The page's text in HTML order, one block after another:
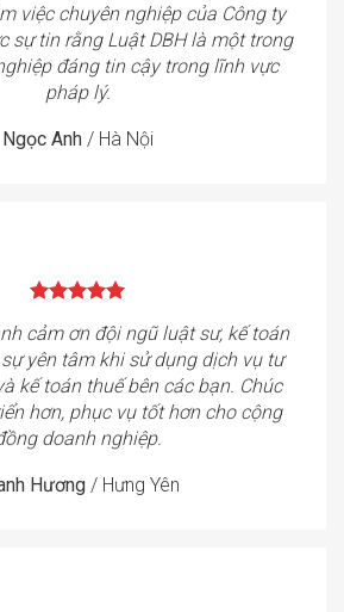
việc chuyên nghiệp của Công ty
sự tin rằng Luật DBH là một trong
đáng tin cậy trong lĩnh vực
pháp lý.
Ngọc Anh / Hà Nội
cảm ơn đội ngũ luật sư, kế toán
yên tâm khi sử dụng dịch vụ tư
kế toán thuế bên các bạn. Chúc
hơn, phục vụ tốt hơn cho cộng
doanh nghiệp.
Hương / Hưng Yên